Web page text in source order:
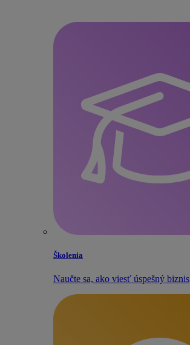
Školenia
Naučte sa, ako viesť úspešný biznis